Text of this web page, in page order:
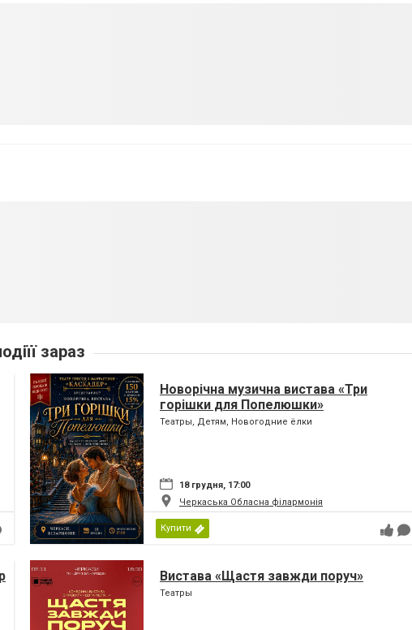
зараз
Новорічна музична вистава «Три
горішки для Попелюшки»
Театры, Детям, Новогодние ёлки
18 грудня, 17:00
Черкаська Обласна філармонія
Купити
Вистава «Щастя завжди поруч»
Театры